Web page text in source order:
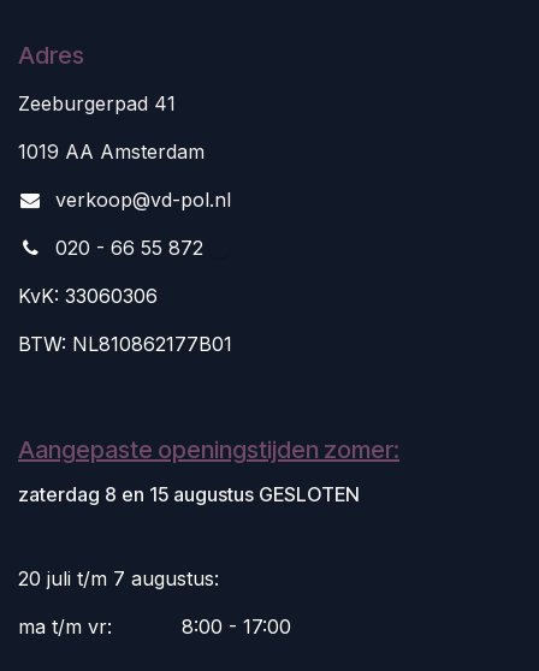
Adres
Zeeburgerpad 41
1019 AA Amsterdam
verkoop@vd-pol.nl
020 - 66 55 872
KvK: 33060306
BTW: NL810862177B01
Aangepaste openingstijden zomer:
zaterdag 8 en 15 augustus GESLOTEN
20 juli t/m 7 augustus:
ma t/m vr:
​8:00 - 17:00